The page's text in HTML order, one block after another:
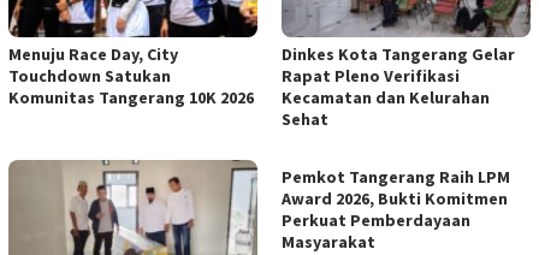
Menuju Race Day, City
Touchdown Satukan
Komunitas Tangerang 10K 2026
Dinkes Kota Tangerang Gelar
Rapat Pleno Verifikasi
Kecamatan dan Kelurahan
Sehat
Pemkot Tangerang Raih LPM
Award 2026, Bukti Komitmen
Perkuat Pemberdayaan
Masyarakat